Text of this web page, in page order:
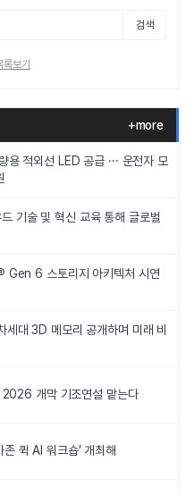
검색
록보기
+more
적외선 LED 공급 ··· 운전자 모
기술 및 혁신 교육 통해 글로벌
Gen 6 스토리지 아키텍처 시연
대 3D 메모리 공개하며 미래 비
개막 기조연설 맡는다
퀵 AI 워크숍’ 개최해